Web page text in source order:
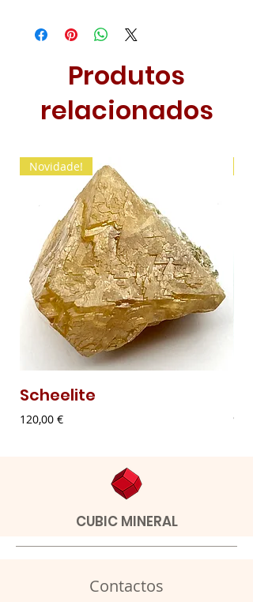
Produtos
relacionados
Novidade!
Scheelite
Preço
120,00 € 9,00
CUBIC MINERAL
Contactos